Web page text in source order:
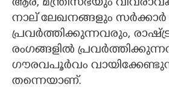
ആര്,​ മന്ത്രിസഭയും
നാല് ലേഖനങ്ങളും
പ്രവർത്തിക്കുന്നവരും,​
രംഗങ്ങളിൽ
ഗൗരവപൂർവം
തന്നെയാണ്.